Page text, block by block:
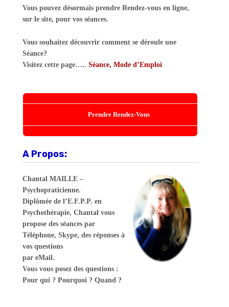
Vous pouvez désormais prendre Rendez-vous en ligne,
sur le site, pour vos séances.
Vous souhaitez découvrir comment se déroule une
Séance?
Visitez cette page…..Séance, Mode d’Emploi
Prendre Rendez-Vous
A Propos:
Chantal MAILLE –
Psychopraticienne.
Diplômée de l’E.F.P.P. en
Psychothérapie, Chantal vous
propose des séances par
Téléphone, Skype, des réponses à
vos questions
par eMail.
Vous vous posez des questions :
Pour qui ? Pourquoi ? Quand ?